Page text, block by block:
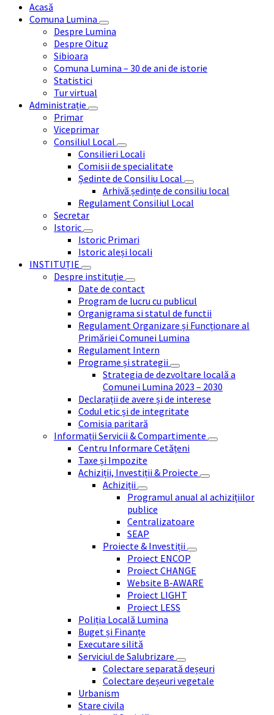
Acasă
Comuna Lumina
Despre Lumina
Despre Oituz
Sibioara
Comuna Lumina – 30 de ani de istorie
Statistici
Tur virtual
Administrație
Primar
Viceprimar
Consiliul Local
Consilieri Locali
Comisii de specialitate
Ședinte de Consiliu Local
Arhivă ședințe de consiliu local
Regulament Consiliul Local
Secretar
Istoric
Istoric Primari
Istoric aleși locali
INSTITUȚIE
Despre instituție
Date de contact
Program de lucru cu publicul
Organigrama si statul de functii
Regulament Organizare și Funcționare al
Primăriei Comunei Lumina
Regulament Intern
Programe și strategii
Strategia de dezvoltare locală a
Comunei Lumina 2023 – 2030
Declarații de avere și de interese
Codul etic și de integritate
Comisia paritară
Informații Servicii & Compartimente
Centru Informare Cetățeni
Taxe și Impozite
Achiziții, Investiții & Proiecte
Achiziții
Programul anual al achizițiilor
publice
Centralizatoare
SEAP
Proiecte & Investiții
Proiect ENCOP
Proiect CHANGE
Website B-AWARE
Proiect LIGHT
Proiect LESS
Poliția Locală Lumina
Buget și Finanțe
Executare silită
Serviciul de Salubrizare
Colectare separată deșeuri
Colectare deșeuri vegetale
Urbanism
Stare civila